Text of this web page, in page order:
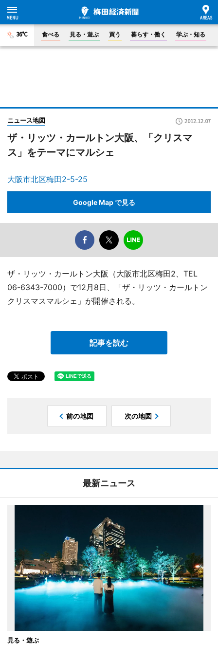
36°C 食べる 見る・遊ぶ 買う 暮らす・働く 学ぶ・知る
ニュース地図 2012.12.07
ザ・リッツ・カールトン大阪、「クリスマ
ス」をテーマにマルシェ
大阪市北区梅田2-5-25
Google Map で見る
ザ・リッツ・カールトン大阪（大阪市北区梅田2、TEL
06-6343-7000）で12月8日、「ザ・リッツ・カールトン
クリスマスマルシェ」が開催される。
記事を読む
前の地図 次の地図
最新ニュース
見る・遊ぶ